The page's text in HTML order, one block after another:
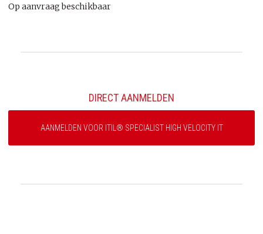
Op aanvraag beschikbaar
DIRECT AANMELDEN
AANMELDEN VOOR ITIL® SPECIALIST HIGH VELOCITY IT